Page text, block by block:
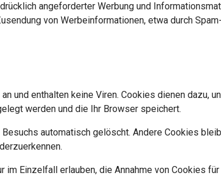
angeforderter Werbung und
von Werbeinformationen, etwa durch
und enthalten keine Viren. Cookies dienen dazu,
werden und die Ihr Browser speichert.
automatisch gelöscht. Andere Cookies
Einzelfall erlauben, die Annahme von Cookies